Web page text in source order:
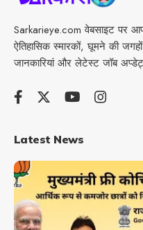
Sarkarieye.com वेबसाइट पर
ऐतिहासिक स्मारकों, घूमने की
जानकारियां और लेटेस्ट जॉब
Latest News